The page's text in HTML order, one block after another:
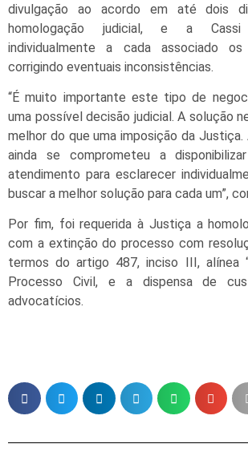
divulgação ao acordo em até dois
homologação judicial, e a Cassi
individualmente a cada associado
corrigindo eventuais inconsistências.
“É muito importante este tipo de
uma possível decisão judicial. A solução
melhor do que uma imposição da Justiça.
ainda se comprometeu a
atendimento para esclarecer
buscar a melhor solução para cada um”,
Por fim, foi requerida à Justiça a
com a extinção do processo com
termos do artigo 487, inciso III, alínea
Processo Civil, e a dispensa de
advocatícios.